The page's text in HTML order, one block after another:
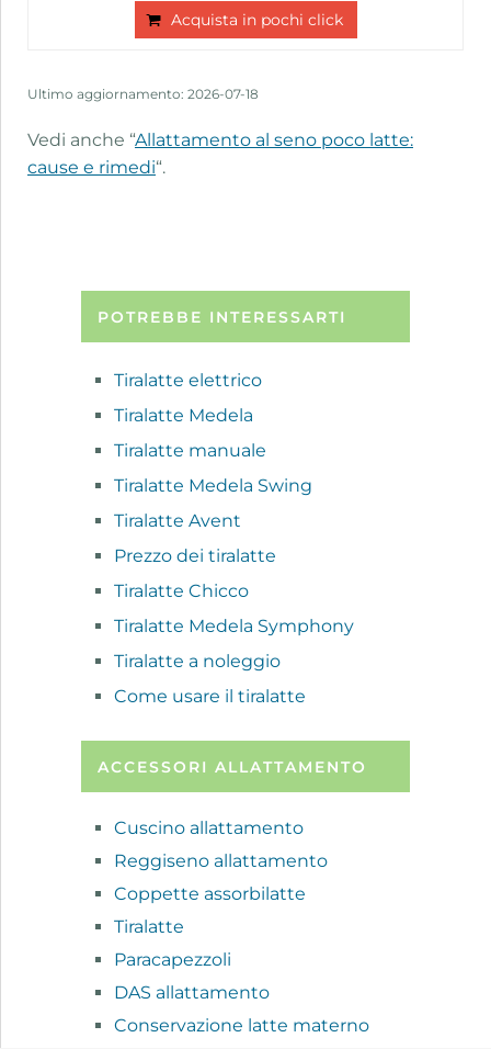
Acquista in pochi click
Ultimo aggiornamento: 2026-07-18
Vedi anche “Allattamento al seno poco latte:
cause e rimedi“.
POTREBBE INTERESSARTI
Tiralatte elettrico
Tiralatte Medela
Tiralatte manuale
Tiralatte Medela Swing
Tiralatte Avent
Prezzo dei tiralatte
Tiralatte Chicco
Tiralatte Medela Symphony
Tiralatte a noleggio
Come usare il tiralatte
ACCESSORI ALLATTAMENTO
Cuscino allattamento
Reggiseno allattamento
Coppette assorbilatte
Tiralatte
Paracapezzoli
DAS allattamento
Conservazione latte materno